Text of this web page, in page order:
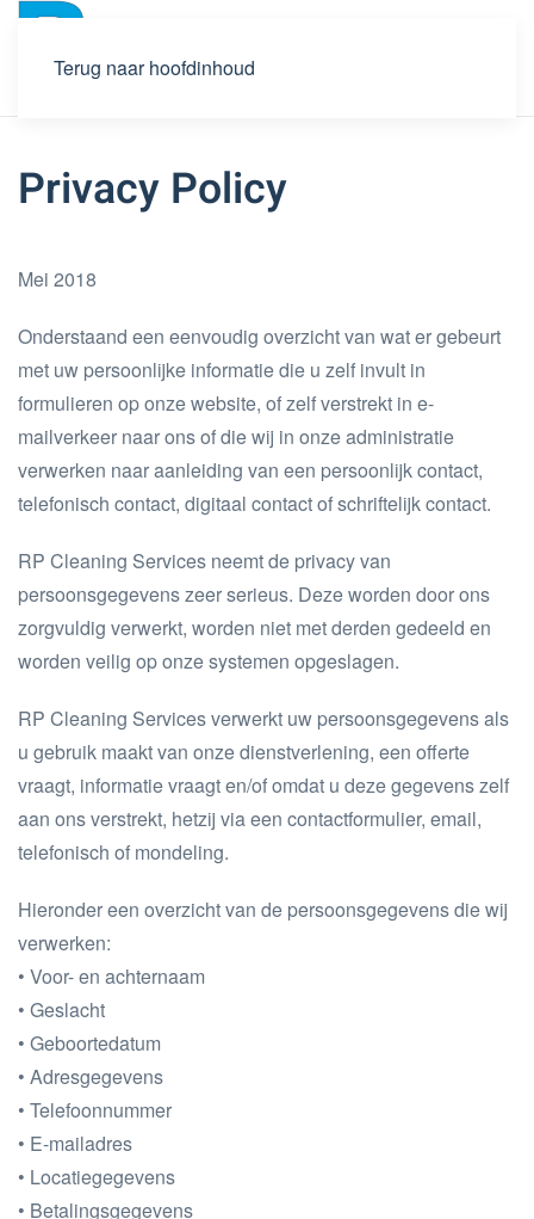
Terug naar hoofdinhoud
Privacy Policy
Mei 2018
Onderstaand een eenvoudig overzicht van wat er gebeurt
met uw persoonlijke informatie die u zelf invult in
formulieren op onze website, of zelf verstrekt in e-
mailverkeer naar ons of die wij in onze administratie
verwerken naar aanleiding van een persoonlijk contact,
telefonisch contact, digitaal contact of schriftelijk contact.
RP Cleaning Services neemt de privacy van
persoonsgegevens zeer serieus. Deze worden door ons
zorgvuldig verwerkt, worden niet met derden gedeeld en
worden veilig op onze systemen opgeslagen.
RP Cleaning Services verwerkt uw persoonsgegevens als
u gebruik maakt van onze dienstverlening, een offerte
vraagt, informatie vraagt en/of omdat u deze gegevens zelf
aan ons verstrekt, hetzij via een contactformulier, email,
telefonisch of mondeling.
Hieronder een overzicht van de persoonsgegevens die wij
verwerken:
• Voor- en achternaam
• Geslacht
• Geboortedatum
• Adresgegevens
• Telefoonnummer
• E-mailadres
• Locatiegegevens
• Betalingsgegevens